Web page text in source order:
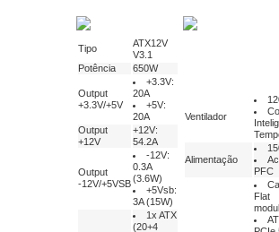
Tipo
ATX12V
V3.1
Potência
650W
Output
+3.3V/+5V
+3.3V:
20A
+5V:
20A
Output
+12V
+12V:
54.2A
Output
-12V/+5VSB
-12V:
0.3A
(3.6W)
+5Vsb:
3A (15W)
1x ATX
(20+4
Ventilador
Alimentação
PFC
Flat